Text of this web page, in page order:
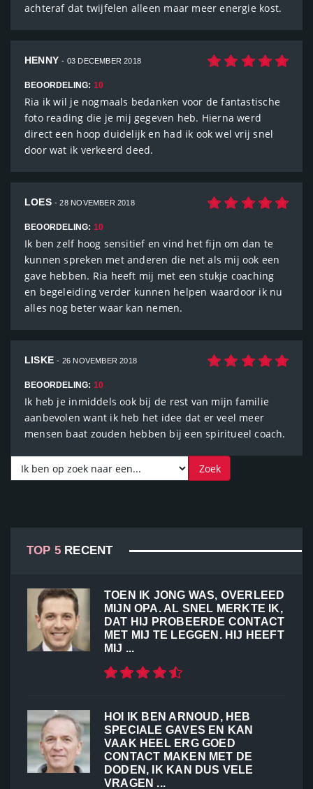
achteraf dat twijfelen alleen maar meer energie kost.
HENNY- 03 DECEMBER 2018
BEOORDELING: 10
Ria ik wil je nogmaals bedanken voor de fantastische
foto reading die je mij gegeven heb. Hierna werd
direct een hoop duidelijk en had ik ook wel vrij snel
door wat ik verkeerd deed.
LOES- 28 NOVEMBER 2018
BEOORDELING: 10
Ik ben zelf hoog sensitief en vind het fijn om dan te
kunnen spreken met anderen die net als mij ook een
gave hebben. Ria heeft mij met een stukje coaching
en begeleiding verder kunnen helpen waardoor ik nu
alles nog beter waar kan nemen.
LISKE- 26 NOVEMBER 2018
BEOORDELING: 10
Ik heb je inmiddels ook bij de rest van mijn familie
aanbevolen want ik heb het idee dat er veel meer
mensen baat zouden hebben bij een spiritueel coach.
TOP 5 RECENT
TOEN IK JONG WAS, OVERLEED
MIJN OPA. AL SNEL MERKTE IK,
DAT HIJ PROBEERDE CONTACT
MET MIJ TE LEGGEN. HIJ HEEFT
MIJ ...
HOI IK BEN ARNOUD, HEB
SPECIALE GAVES EN KAN
VAAK HEEL ERG GOED
CONTACT MAKEN MET DE
DODEN, IK KAN DUS VELE
VRAGEN ...